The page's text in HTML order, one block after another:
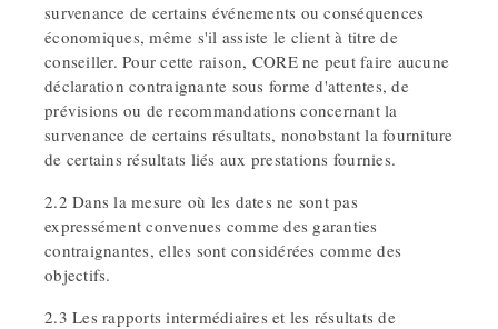
survenance de certains événements ou conséquences
économiques, même s'il assiste le client à titre de
conseiller. Pour cette raison, CORE ne peut faire aucune
déclaration contraignante sous forme d'attentes, de
prévisions ou de recommandations concernant la
survenance de certains résultats, nonobstant la fourniture
de certains résultats liés aux prestations fournies.
2.2 Dans la mesure où les dates ne sont pas
expressément convenues comme des garanties
contraignantes, elles sont considérées comme des
objectifs.
2.3 Les rapports intermédiaires et les résultats de